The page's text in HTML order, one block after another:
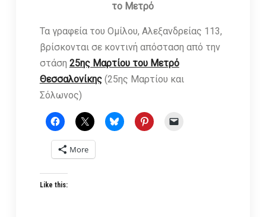
το Μετρό
Τα γραφεία του Ομίλου, Αλεξανδρείας 113,
βρίσκονται σε κοντινή απόσταση από την
στάση 25ης Μαρτίου του Μετρό
Θεσσαλονίκης(25ης Μαρτίου και
Σόλωνος)
More
Like this: